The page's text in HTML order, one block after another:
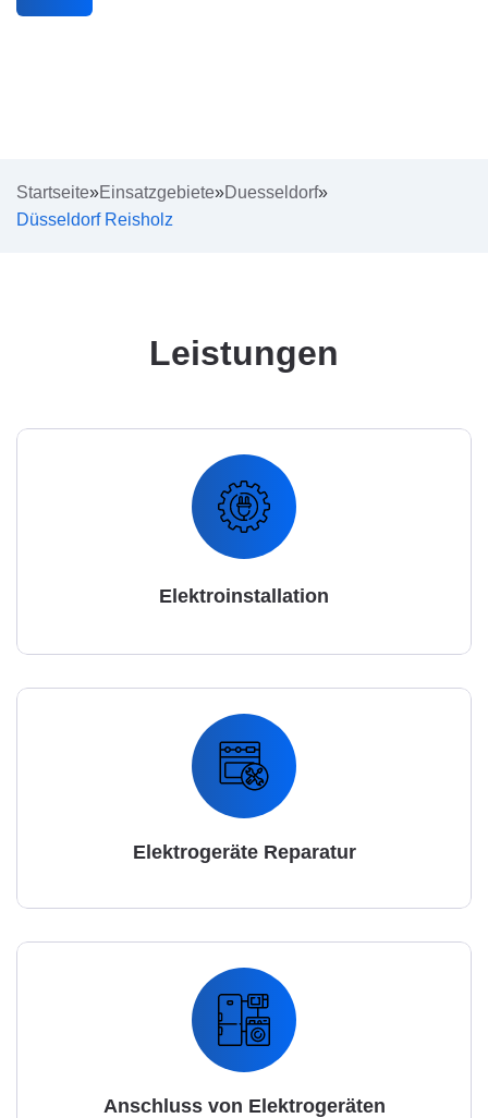
Startseite»Einsatzgebiete»Duesseldorf»
Düsseldorf Reisholz
Leistungen
Elektroinstallation
Elektrogeräte Reparatur
Anschluss von Elektrogeräten